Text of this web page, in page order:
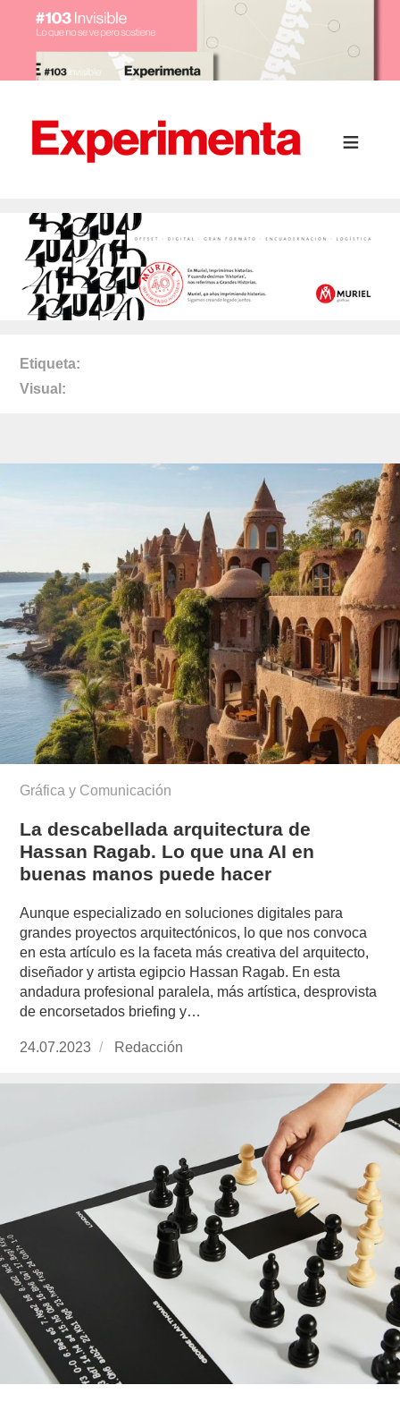
Etiqueta
Visual
Gráfica y Comunicación
La descabellada arquitectura de
Hassan Ragab. Lo que una AI en
buenas manos puede hacer
Aunque especializado en soluciones digitales para
grandes proyectos arquitectónicos, lo que nos convoca
en esta artículo es la faceta más creativa del arquitecto,
diseñador y artista egipcio Hassan Ragab. En esta
andadura profesional paralela, más artística, desprovista
de encorsetados briefing y…
Publicado
24.07.2023 https://www.experimenta.es/author/redaccion/
Redacción